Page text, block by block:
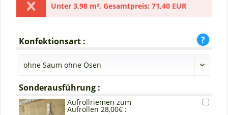
Unter 3,98 m², Gesamtpreis: 71,40 EUR
Konfektionsart :
Sonderausführung :
Aufrollriemen zum
Aufrollen 28,00€ :